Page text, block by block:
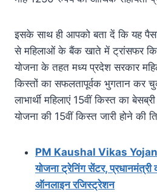
इसके साथ ही आपको बता दें कि यह पैसा
से महिलाओं के बैंक खाते में ट्रांसफर
योजना के तहत मध्य प्रदेश सरकार
किस्तों का सफलतापूर्वक भुगतान कर
लाभार्थी महिलाएं 15वीं किस्त का
योजना की 15वीं किस्त जारी होने की
PM Kaushal Vikas
योजना ट्रेनिंग सेंटर,
ऑनलाइन रजिस्ट्रेशन